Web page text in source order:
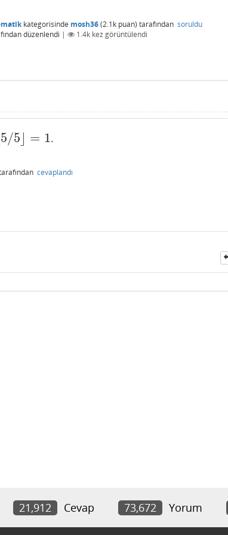
kategorisinde mosh36(2.1k puan) tarafından soruldu
düzenlendi | 1.4k kez görüntülendi
5/5 ⌋ = 1
5/5⌋= 1 .
cevaplandı
21,912 Cevap 73,672 Yorum